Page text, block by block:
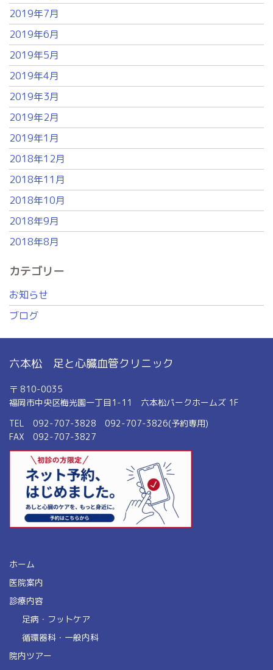
2019年7月
2019年6月
2019年5月
2019年4月
2019年3月
2019年2月
2019年1月
2018年12月
2018年11月
2018年10月
2018年9月
2018年8月
カテゴリー
お知らせ
ブログ
六本松 足と心臓血管クリニック
〒 810-0035
福岡市中央区梅光園一丁目1-11 六本松パークホームズ 1F
TEL 092-707-3828 092-707-3826(予約専用)
FAX 092-707-3827
ホーム
医院案内
診療内容
足病・フットケア
循環器科・一般内科
院内ツアー